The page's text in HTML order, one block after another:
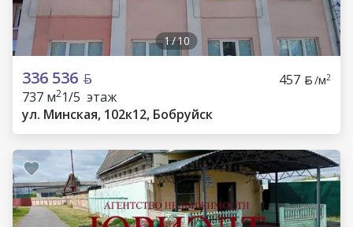
1/10
336 536 457 /м2
737 м21/5 этаж
ул. Минская, 102к12, Бобруйск